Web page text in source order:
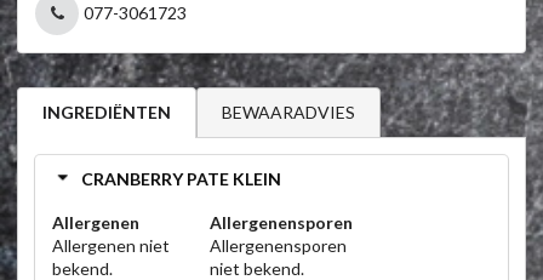
077-3061723
INGREDIËNTEN BEWAARADVIES
CRANBERRY PATE KLEIN
Allergenen
Allergenen niet
bekend.
Allergenensporen
Allergenensporen
niet bekend.